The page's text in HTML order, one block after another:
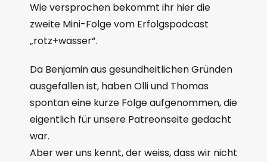
Wie versprochen bekommt ihr hier die
zweite Mini-Folge vom Erfolgspodcast
„rotz+wasser“.
Da Benjamin aus gesundheitlichen Gründen
ausgefallen ist, haben Olli und Thomas
spontan eine kurze Folge aufgenommen, die
eigentlich für unsere Patreonseite gedacht
war.
Aber wer uns kennt, der weiss, dass wir nicht